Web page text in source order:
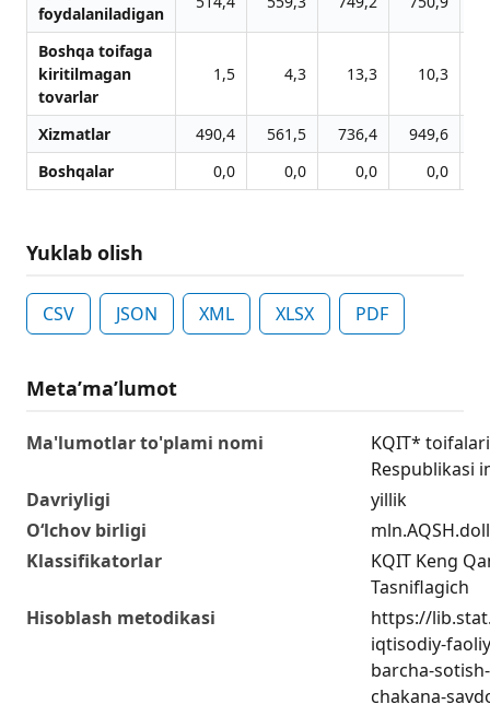
foydalaniladigan
Boshqa toifaga
kiritilmagan
tovarlar
1,5 4,3 13,3 10,3
Xizmatlar 490,4 561,5 736,4 949,6
Boshqalar
0,0 0,0 0,0 0,0
Yuklab olish
CSV JSON XML XLSX PDF
Metaʼmaʼlumot
Ma'lumotlar to'plami nomi
KQIT*
Respublikasi
Davriyligi
yillik
O‘lchov birligi
Klassifikatorlar
KQIT Keng
Tasniflagich
Hisoblash metodikasi
https://
iqtisodiy-
barcha-
chakana-